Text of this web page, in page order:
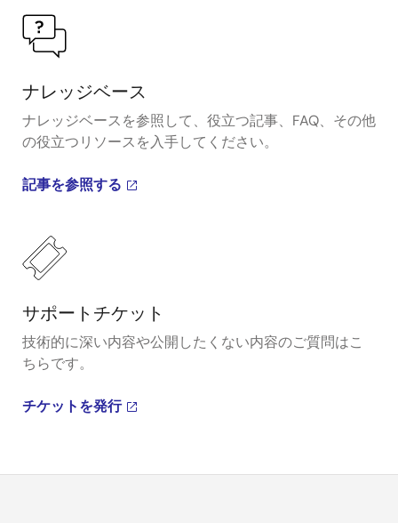
ナレッジベース
ナレッジベースを参照して、役立つ記事、FAQ、その他
の役立つリソースを入手してください。
記事を参照する
サポートチケット
技術的に深い内容や公開したくない内容のご質問はこ
ちらです。
チケットを発行